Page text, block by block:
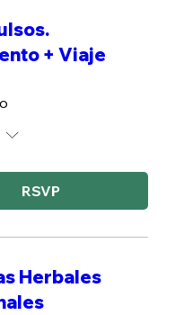
+ Viaje
RSVP
Herbales